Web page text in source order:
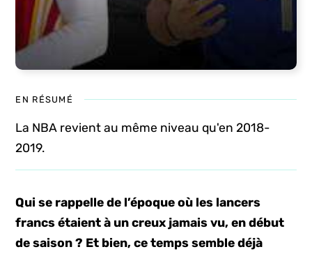
EN RÉSUMÉ
La NBA revient au même niveau qu'en 2018-
2019.
Qui se rappelle de l’époque où les lancers
francs étaient à un creux jamais vu, en début
de saison ? Et bien, ce temps semble déjà